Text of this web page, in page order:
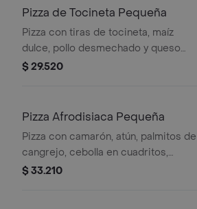
Pizza de Tocineta Pequeña
Pizza con tiras de tocineta, maíz
dulce, pollo desmechado y queso
mozzarella.
$ 29.520
Pizza Afrodisiaca Pequeña
Pizza con camarón, atún, palmitos de
cangrejo, cebolla en cuadritos,
pimentón en cuadritos y queso
$ 33.210